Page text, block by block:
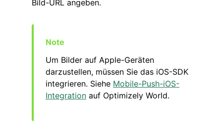
Bild-URL angeben.
Um Bilder auf Apple-Geräten
darzustellen, müssen Sie das iOS-SDK
integrieren. Siehe Mobile-Push-iOS-
Integration auf Optimizely World.